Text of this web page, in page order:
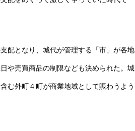
配となり、城代が管理する「市」が各地
や売買商品の制限なども決められた。城
む外町４町が商業地域として賑わうよう